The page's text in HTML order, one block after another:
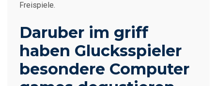
Freispiele.
Daruber im griff
haben Glucksspieler
besondere Computer